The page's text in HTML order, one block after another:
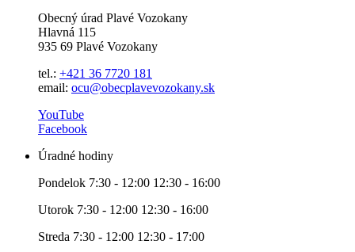
Obecný úrad Plavé Vozokany
Hlavná 115
935 69 Plavé Vozokany
tel.: +421 36 7720 181
email: ocu@obecplavevozokany.sk
YouTube
Facebook
Úradné hodiny
Pondelok 7:30 - 12:00 12:30 - 16:00
Utorok 7:30 - 12:00 12:30 - 16:00
Streda 7:30 - 12:00 12:30 - 17:00